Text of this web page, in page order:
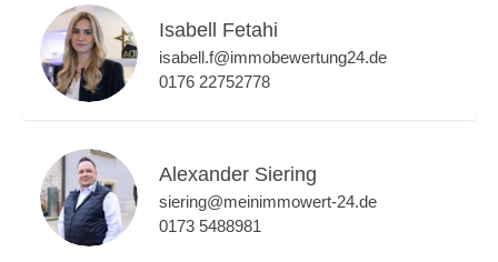
Isabell Fetahi
isabell.f@immobewertung24.de
0176 22752778
Alexander Siering
siering@meinimmowert-24.de
0173 5488981